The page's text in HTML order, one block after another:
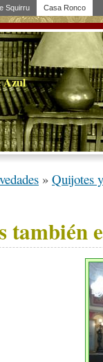
Squirru Casa Ronco
Azul
» Quijotes
también